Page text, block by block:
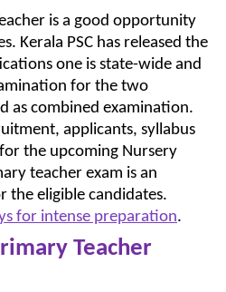
is a good opportunity
Kerala PSC has released the
one is state-wide and
for the two
as combined examination.
applicants, syllabus
the upcoming Nursery
teacher exam is an
the eligible candidates.
for intense preparation.
Teacher